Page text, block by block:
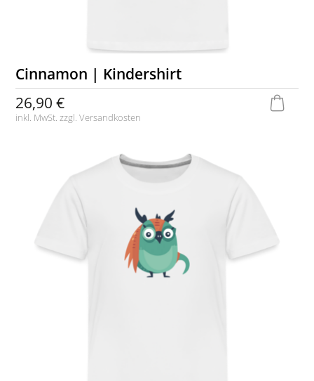
Cinnamon | Kindershirt
26,90 €
inkl. MwSt. zzgl.Versandkosten